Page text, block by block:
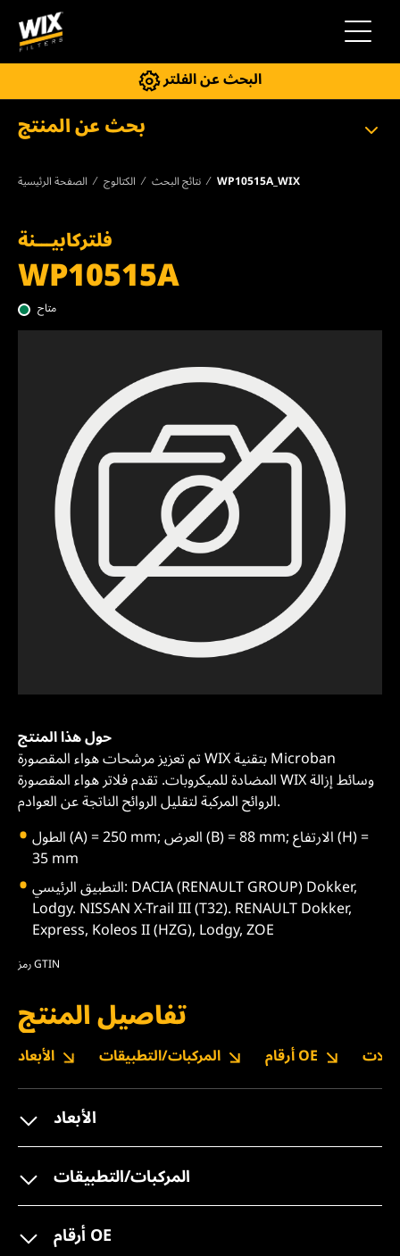
التنقل
البحث عن الفلتر
بحث عن المنتج
الصفحة الرئيسية الكتالوج نتائج البحث WP10515A_WIX
فلتركابيـــنة
WP10515A
متاح
حول هذا المنتج
تم تعزيز مرشحات هواء المقصورة WIX بتقنية Microban
المضادة للميكروبات. تقدم فلاتر هواء المقصورة WIX وسائط إزالة
الروائح المركبة لتقليل الروائح الناتجة عن العوادم.
الطول (A) = 250 mm; العرض (B) = 88 mm; الارتفاع (H) =
35 mm
التطبيق الرئيسي: DACIA (RENAULT GROUP) Dokker,
Lodgy. NISSAN X-Trail III (T32). RENAULT Dokker,
Express, Koleos II (HZG), Lodgy, ZOE
رمز GTIN
تفاصيل المنتج
الأبعاد المركبات/التطبيقات أرقام OE
الأبعاد
المركبات/التطبيقات
أرقام OE